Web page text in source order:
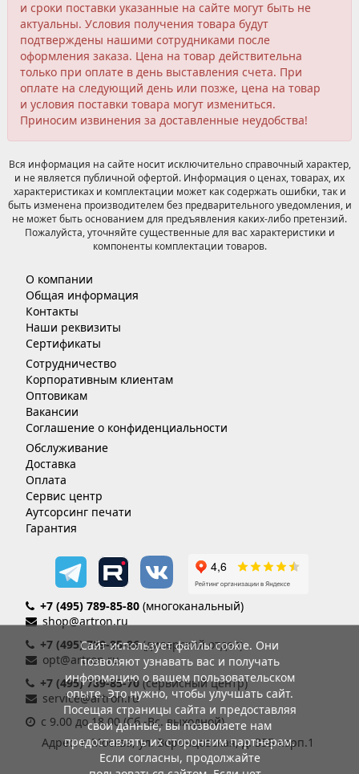
и сроки поставки указанные на сайте могут быть не
актуальны. Условия получения товара будут
подтверждены нашими сотрудниками после
оформления заказа. Цена на товар действительна
только при оплате в день выставления счета. При
оплате на следующий день или позже, цена на товар
и условия поставки товара могут измениться.
Приносим извинения за доставленные неудобства!
Вся информация на сайте носит исключительно справочный характер,
и не является публичной офертой. Информация о ценах, товарах, их
характеристиках и комплектации может как содержать ошибки, так и
быть изменена производителем без предварительного уведомления, и
не может быть основанием для предъявления каких-либо претензий.
Пожалуйста, уточняйте существенные для вас характеристики и
компоненты комплектации товаров.
О компании
Общая информация
Контакты
Наши реквизиты
Сертификаты
Сотрудничество
Корпоративным клиентам
Оптовикам
Вакансии
Соглашение о конфиденциальности
Обслуживание
Доставка
Оплата
Сервис центр
Аутсорсинг печати
Гарантия
+7 (495) 789-85-80 (многоканальный)
shop@artron.ru
+7 (495) 789-85-86(дилерский отдел)
opt@artron.ru
+7 (495) 789-85-70 (сервисный центр)
service@artron.ru
с 9.00 до 18.00 (Сб.-Вс. выходной)
Адрес: г. Москва, ул. Воронцовская, д. 35Б корп.1
Сайт использует файлы cookie. Они
позволяют узнавать вас и получать
информацию о вашем пользовательском
опыте. Это нужно, чтобы улучшать сайт.
Посещая страницы сайта и предоставляя
свои данные, вы позволяете нам
предоставлять их сторонним партнерам.
Если согласны, продолжайте